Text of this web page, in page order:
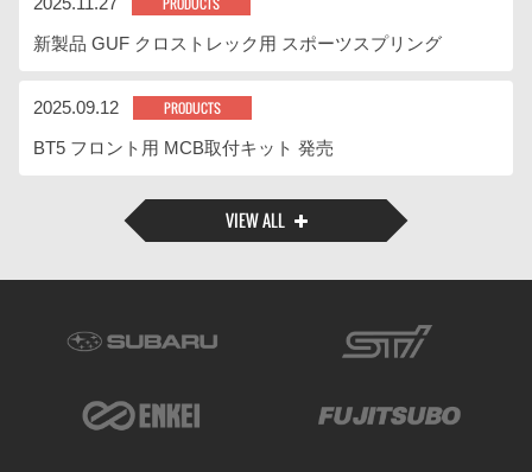
新製品 GUF クロストレック用 スポーツスプリング
2025.09.12 PRODUCTS
BT5 フロント用 MCB取付キット 発売
VIEW ALL